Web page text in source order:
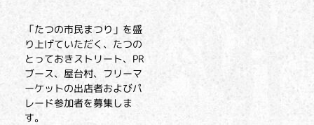
「たつの市民まつり」を盛
り上げていただく、たつの
とっておきストリート、PR
ブース、屋台村、フリーマ
ーケットの出店者およびパ
レード参加者を募集しま
す。